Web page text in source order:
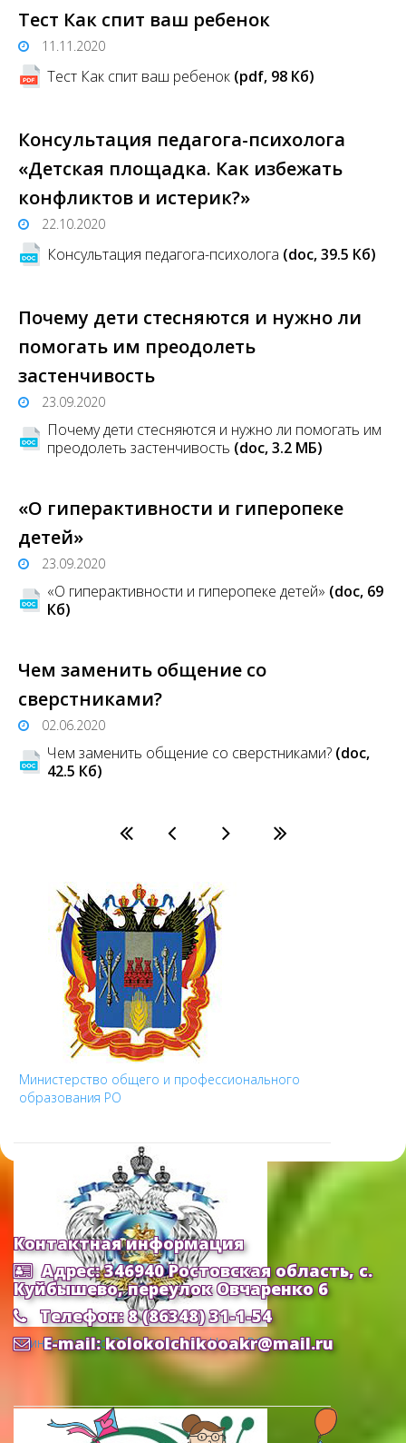
Тест Как спит ваш ребенок
11.11.2020
Тест Как спит ваш ребенок (pdf, 98 Кб)
Консультация педагога-психолога
«Детская площадка. Как избежать
конфликтов и истерик?»
22.10.2020
Консультация педагога-психолога (doc, 39.5 Кб)
Почему дети стесняются и нужно ли
помогать им преодолеть
застенчивость
23.09.2020
Почему дети стесняются и нужно ли помогать им
преодолеть застенчивость (doc, 3.2 MБ)
«О гиперактивности и гиперопеке
детей»
23.09.2020
«О гиперактивности и гиперопеке детей» (doc, 69
Кб)
Чем заменить общение со
сверстниками?
02.06.2020
Чем заменить общение со сверстниками? (doc,
42.5 Кб)
Министерство общего и профессионального
образования РО
Министерство Образования и Науки РФ
Контактная информация
Адрес: 346940 Ростовская область, с.
Куйбышево, переулок Овчаренко 6
Телефон: 8 (86348) 31-1-54
E-mail: kolokolchikooakr@mail.ru